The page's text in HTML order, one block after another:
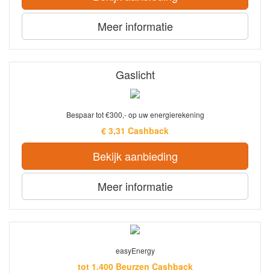
Meer informatie
Gaslicht
Bespaar tot €300,- op uw energierekening
€ 3,31 Cashback
Bekijk aanbieding
Meer informatie
easyEnergy
tot 1.400 Beurzen Cashback